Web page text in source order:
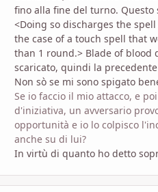
fino alla fine del turno.
<Doing so discharges the
the case of a touch spell that
than 1 round.> Blade of blood
scaricato, quindi la
Non sò se mi sono spigato
Se io faccio il mio attacco, e
d'iniziativa, un avversario
opportunità e io lo colpisco
anche su di lui?
In virtù di quanto ho detto